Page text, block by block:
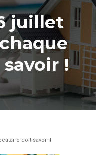
juillet
!
doit savoir !